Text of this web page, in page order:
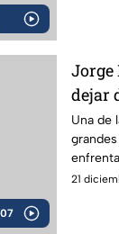
Jorge
dejar
para
gran
Una de
darse a
21